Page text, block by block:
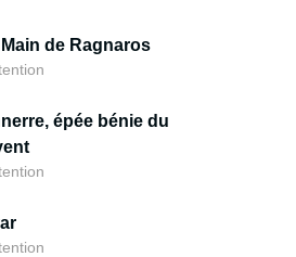
de Ragnaros
épée bénie du